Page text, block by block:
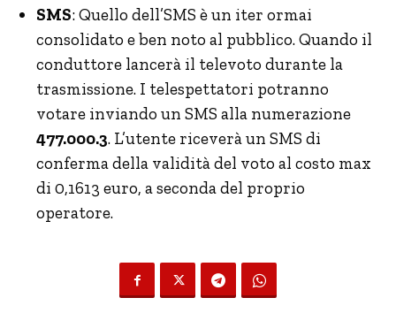
SMS: Quello dell’SMS è un iter ormai
consolidato e ben noto al pubblico. Quando il
conduttore lancerà il televoto durante la
trasmissione. I telespettatori potranno
votare inviando un SMS alla numerazione
477.000.3. L’utente riceverà un SMS di
conferma della validità del voto al costo max
di 0,1613 euro, a seconda del proprio
operatore.